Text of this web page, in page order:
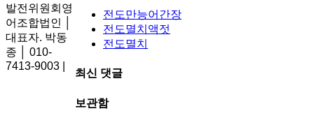
전도만능어간장
전도멸치액젓
전도멸치
최신 댓글
보관함
발전위원회영
어조합법인 │
대표자. 박동
종 │ 010-
7413-9003 |